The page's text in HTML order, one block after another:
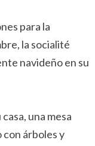
para la
la socialité
navideño en su
una mesa
con árboles y